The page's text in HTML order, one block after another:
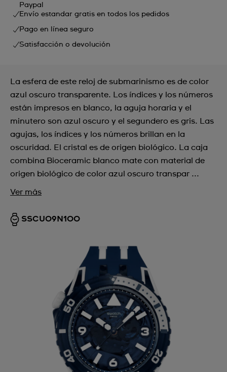
Paypal
Envío estandar gratis en todos los pedidos
Pago en línea seguro
Satisfacción o devolución
La esfera de este reloj de submarinismo es de color
azul oscuro transparente. Los índices y los números
están impresos en blanco, la aguja horaria y el
minutero son azul oscuro y el segundero es gris. Las
agujas, los índices y los números brillan en la
oscuridad. El cristal es de origen biológico. La caja
combina Bioceramic blanco mate con material de
origen biológico de color azul oscuro transpar ...
Ver más
SSCU09N100